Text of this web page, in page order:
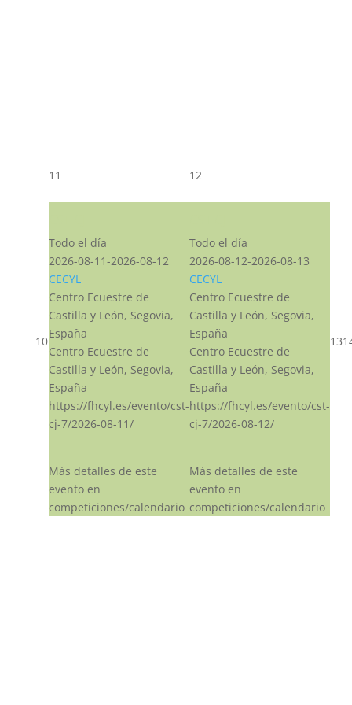
10
11
Todo el día
2026-08-11-2026-08-12
CECYL
Centro Ecuestre de
Castilla y León, Segovia,
España
Centro Ecuestre de
Castilla y León, Segovia,
España
https://fhcyl.es/evento/cst-
cj-7/2026-08-11/
Más detalles de este
evento en
competiciones/calendario
12
Todo el día
2026-08-12-2026-08-13
CECYL
Centro Ecuestre de
Castilla y León, Segovia,
España
Centro Ecuestre de
Castilla y León, Segovia,
España
https://fhcyl.es/evento/cst-
cj-7/2026-08-12/
Más detalles de este
evento en
competiciones/calendario
13